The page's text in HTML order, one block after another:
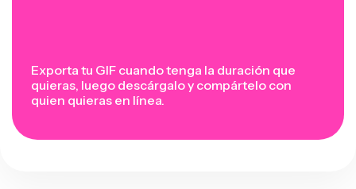
Exporta tu GIF cuando tenga la duración que
quieras, luego descárgalo y compártelo con
quien quieras en línea.